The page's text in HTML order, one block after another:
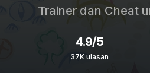
Trainer dan Cheat
4.9/5
37K ulasan